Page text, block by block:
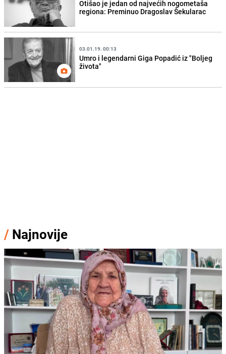
Otišao je jedan od najvećih nogometaša
regiona: Preminuo Dragoslav Šekularac
03.01.19. 00:13
Umro i legendarni Giga Popadić iz "Boljeg
života"
/ Najnovije